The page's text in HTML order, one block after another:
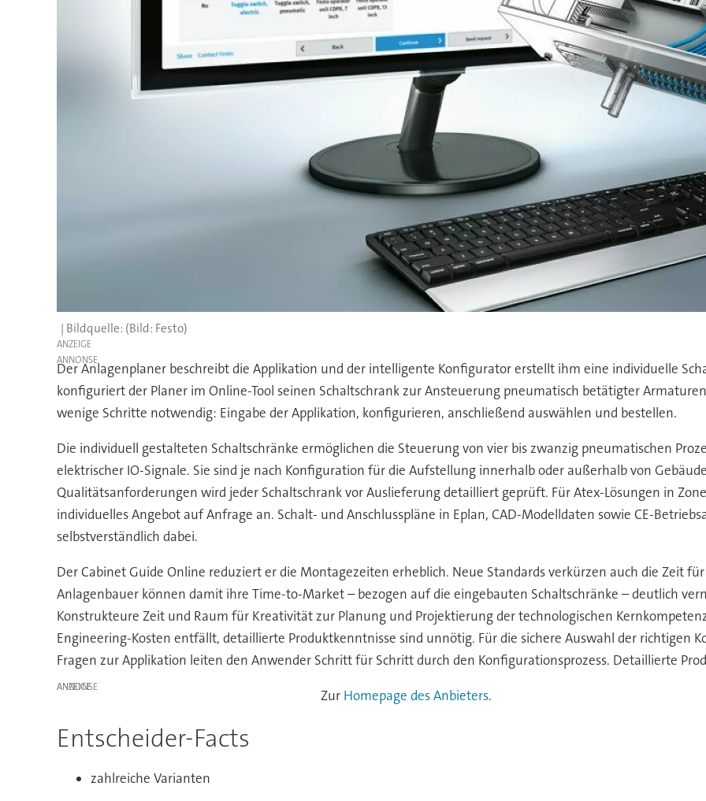
(Bild: Festo)
ANZEIGE
Der Anlagenplaner beschreibt die Applikation und der intelligente Konfigurator erstellt ihm eine individuelle
konfiguriert der Planer im Online-Tool seinen Schaltschrank zur Ansteuerung pneumatisch betätigter
wenige Schritte notwendig: Eingabe der Applikation, konfigurieren, anschließend auswählen und bestellen.
Die individuell gestalteten Schaltschränke ermöglichen die Steuerung von vier bis zwanzig pneumatischen
elektrischer IO-Signale. Sie sind je nach Konfiguration für die Aufstellung innerhalb oder außerhalb von
Qualitätsanforderungen wird jeder Schaltschrank vor Auslieferung detailliert geprüft. Für Atex-Lösungen in
individuelles Angebot auf Anfrage an. Schalt- und Anschlusspläne in Eplan, CAD-Modelldaten sowie CE-
selbstverständlich dabei.
Der Cabinet Guide Online reduziert er die Montagezeiten erheblich. Neue Standards verkürzen auch die Zeit
Anlagenbauer können damit ihre Time-to-Market – bezogen auf die eingebauten Schaltschränke – deutlich
Konstrukteure Zeit und Raum für Kreativität zur Planung und Projektierung der technologischen
Engineering-Kosten entfällt, detaillierte Produktkenntnisse sind unnötig. Für die sichere Auswahl der richtigen
Fragen zur Applikation leiten den Anwender Schritt für Schritt durch den Konfigurationsprozess. Detaillierte
ANZEIGE Zur Homepage des Anbieters.
Entscheider-Facts
zahlreiche Varianten